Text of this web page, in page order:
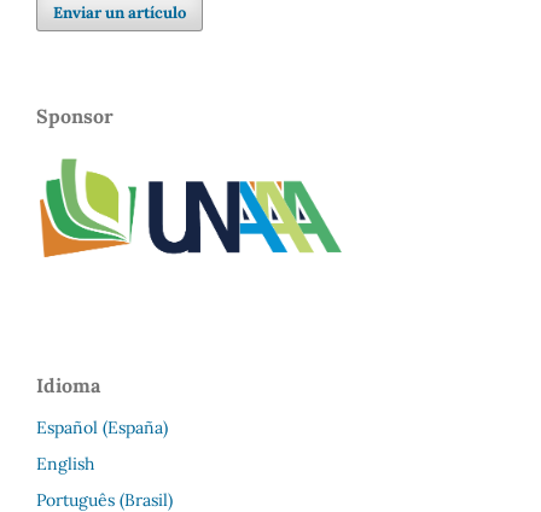
Enviar un artículo
Sponsor
Idioma
Español (España)
English
Português (Brasil)